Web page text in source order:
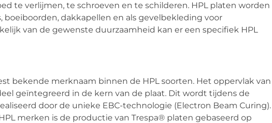
te verlijmen, te schroeven en te schilderen. HPL platen worden
boeiboorden, dakkapellen en als gevelbekleding voor
van de gewenste duurzaamheid kan er een specifiek HPL
bekende merknaam binnen de HPL soorten. Het oppervlak van
geïntegreerd in de kern van de plaat. Dit wordt tijdens de
door de unieke EBC-technologie (Electron Beam Curing).
merken is de productie van Trespa® platen gebaseerd op